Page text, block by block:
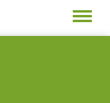
Toggle
menu